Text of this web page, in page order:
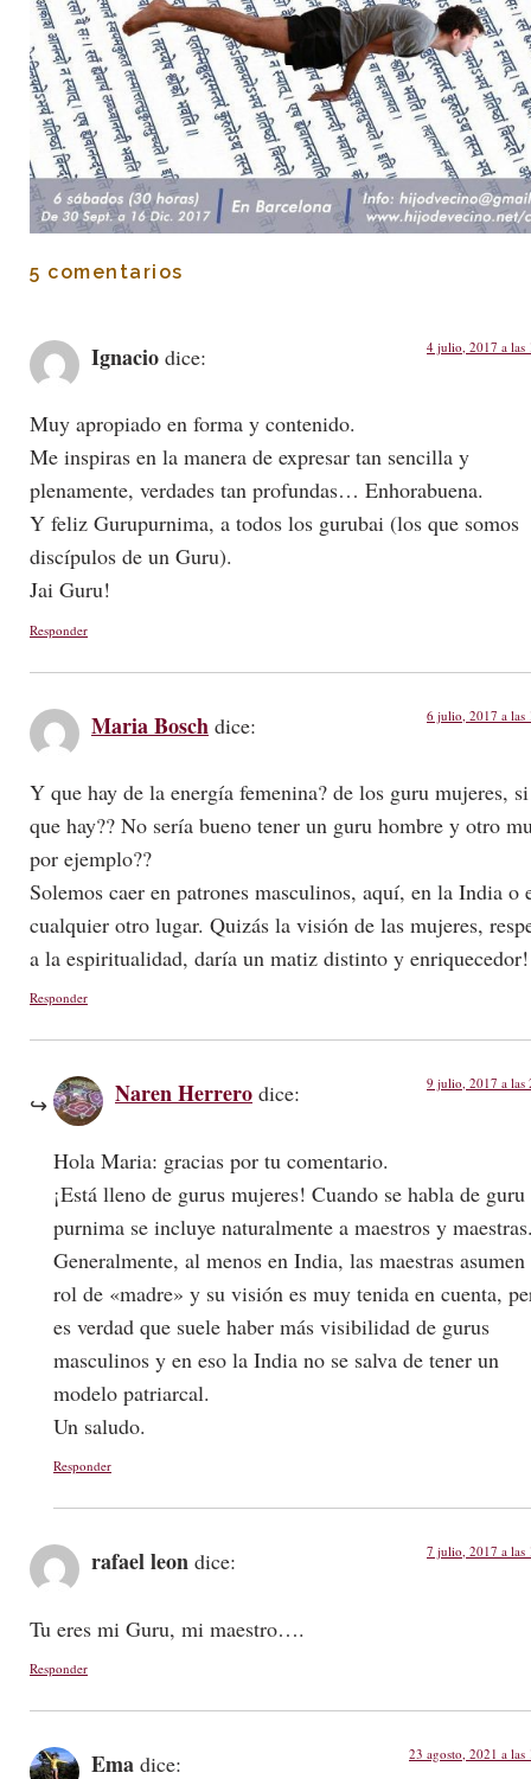
5 comentarios
Ignacio dice: 4 julio, 2017 a las
Muy apropiado en forma y contenido.
Me inspiras en la manera de expresar tan sencilla y
plenamente, verdades tan profundas… Enhorabuena.
Y feliz Gurupurnima, a todos los gurubai (los que somos
discípulos de un Guru).
Jai Guru!
Responder
Maria Bosch dice: 6 julio, 2017 a las
Y que hay de la energía femenina? de los guru mujeres,
que hay?? No sería bueno tener un guru hombre y otro
por ejemplo??
Solemos caer en patrones masculinos, aquí, en la India o
cualquier otro lugar. Quizás la visión de las mujeres,
a la espiritualidad, daría un matiz distinto y
Responder
Naren Herrero dice: 9 julio, 2017 a las
Hola Maria: gracias por tu comentario.
¡Está lleno de gurus mujeres! Cuando se habla de guru
purnima se incluye naturalmente a maestros y
Generalmente, al menos en India, las maestras
rol de «madre» y su visión es muy tenida en cuenta,
es verdad que suele haber más visibilidad de gurus
masculinos y en eso la India no se salva de tener un
modelo patriarcal.
Un saludo.
Responder
rafael leon dice: 7 julio, 2017 a las
Tu eres mi Guru, mi maestro….
Responder
Ema dice: 23 agosto, 2021 a las